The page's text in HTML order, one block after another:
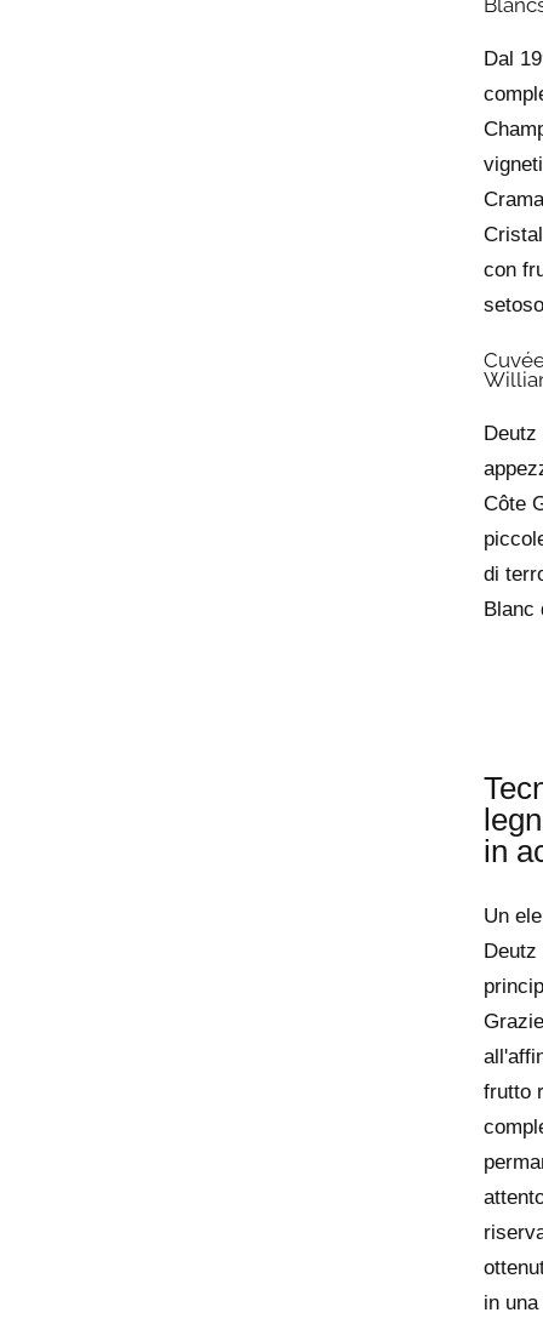
Dal
con
Deutz
Côte
di
Blanc
in
Un
Deutz
frutto
in